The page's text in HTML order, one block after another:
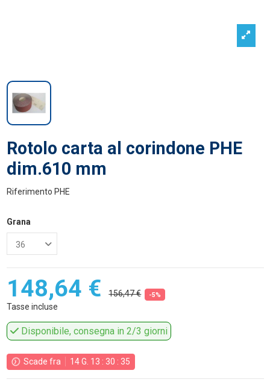
Rotolo carta al corindone PHE
dim.610 mm
Riferimento PHE
Grana
148,64 € 156,47 € -5%
Tasse incluse
Disponibile, consegna in 2/3 giorni
Scade fra 14G. 13 : 30 : 34